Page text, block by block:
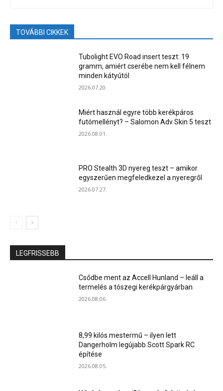
TOVÁBBI CIKKEK
Tubolight EVO Road insert teszt: 19
gramm, amiért cserébe nem kell félnem
minden kátyútól
2026.07.20.
Miért használ egyre több kerékpáros
futómellényt? – Salomon Adv Skin 5 teszt
2026.08.01.
PRO Stealth 3D nyereg teszt – amikor
egyszerűen megfeledkezel a nyeregről
2026.07.27.
LEGFRISSEBB
Csődbe ment az Accell Hunland – leáll a
termelés a tószegi kerékpárgyárban
2026.08.06.
8,99 kilós mestermű – ilyen lett
Dangerholm legújabb Scott Spark RC
építése
2026.08.05.